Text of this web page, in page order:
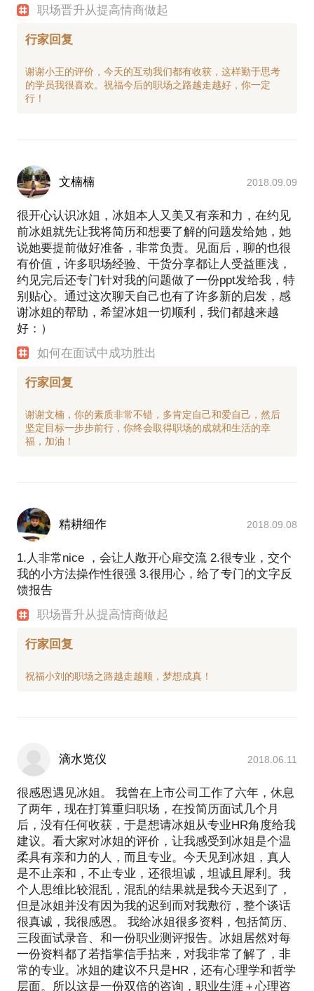
职场晋升从提高情商做起
行家回复
谢谢小王的评价，今天的互动我们都有收获，这样勤于思考
的学员我很喜欢。祝福今后的职场之路越走越好，你一定
文楠楠 2018.09.09
很开心认识冰姐，冰姐本人又美又有亲和力，在约见
前冰姐就先让我将简历和想要了解的问题发给她，她
说她要提前做好准备，非常负责。见面后，聊的也很
有价值，许多职场经验、干货分享都让人受益匪浅，
约见完后还专门针对我的问题做了一份ppt发给我，特
别贴心。通过这次聊天自己也有了许多新的启发，感
谢冰姐的帮助，希望冰姐一切顺利，我们都越来越
好：）
如何在面试中成功胜出
行家回复
谢谢文楠，你的素质非常不错，多肯定自己和爱自己，然后
坚定目标一步步前行，你终会取得职场的成就和生活的幸
精耕细作 2018.09.08
1.人非常nice ，会让人敞开心扉交流 2.很专业，交个
我的小方法操作性很强 3.很用心，给了专门的文字反
馈报告
职场晋升从提高情商做起
行家回复
滴水览仪 2018.06.11
很感恩遇见冰姐。 我曾在上市公司工作了六年，休息
了两年，现在打算重归职场，在投简历面试几个月
后，没有任何收获，于是想请冰姐从专业HR角度给我
建议。看大家对冰姐的评价，让我感受到冰姐是个温
柔具有亲和力的人，而且专业。今天见到冰姐，真人
是不止亲和，不止专业，还很坦诚，坦诚且犀利。我
个人思维比较混乱，混乱的结果就是我今天迟到了，
但是冰姐并没有因为我的迟到而对我敷衍，整个谈话
很真诚，我很感恩。 我给冰姐很多资料，包括简历、
三段面试录音、和一份职业测评报告。冰姐居然对每
一份资料都了若指掌信手拈来，对我非常了解了，非
常的专业。冰姐的建议不只是HR，还有心理学和哲学
层面。所以这是一份双倍的咨询，职业生涯＋心理咨